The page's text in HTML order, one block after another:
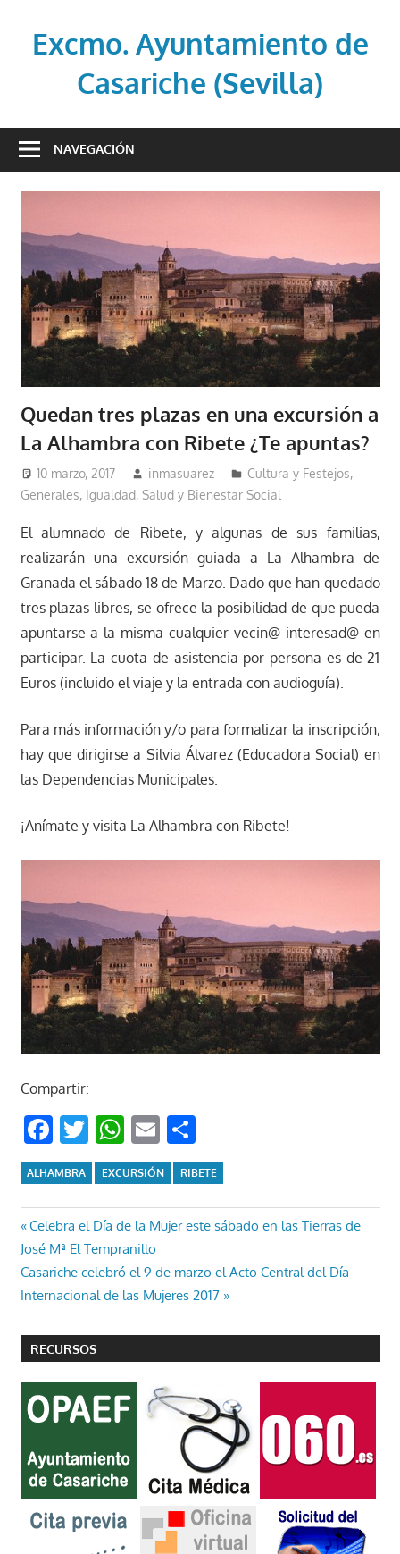
contenidoExcmo. Ayuntamiento de
Casariche (Sevilla)
oficial
Ayuntamiento
Casariche
NAVEGACIÓN
Quedan tres plazas en una excursión a
La Alhambra con Ribete ¿Te apuntas?
10 marzo, 2017 inmasuarez Cultura y Festejos,
Generales, Igualdad, Salud y Bienestar Social
El alumnado de Ribete, y algunas de sus familias,
realizarán una excursión guiada a La Alhambra de
Granada el sábado 18 de Marzo. Dado que han quedado
tres plazas libres, se ofrece la posibilidad de que pueda
apuntarse a la misma cualquier vecin@ interesad@ en
participar. La cuota de asistencia por persona es de 21
Euros (incluido el viaje y la entrada con audioguía).
Para más información y/o para formalizar la inscripción,
hay que dirigirse a Silvia Álvarez (Educadora Social) en
las Dependencias Municipales.
¡Anímate y visita La Alhambra con Ribete!
Compartir:
Facebook
Twitter
WhatsApp
EmailCompartir
ALHAMBRA EXCURSIÓN RIBETE
Navegación
de
entradas
Entrada
anterior:
Celebra el Día de la Mujer este sábado en las Tierras de
José Mª El Tempranillo
Entrada
siguiente:
Casariche celebró el 9 de marzo el Acto Central del Día
Internacional de las Mujeres 2017
RECURSOS